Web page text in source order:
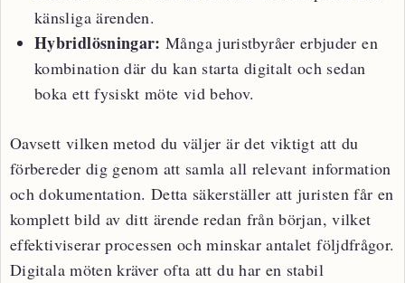
känsliga ärenden.
Hybridlösningar: Många juristbyråer erbjuder en
kombination där du kan starta digitalt och sedan
boka ett fysiskt möte vid behov.
Oavsett vilken metod du väljer är det viktigt att du
förbereder dig genom att samla all relevant information
och dokumentation. Detta säkerställer att juristen får en
komplett bild av ditt ärende redan från början, vilket
effektiviserar processen och minskar antalet följdfrågor.
Digitala möten kräver ofta att du har en stabil